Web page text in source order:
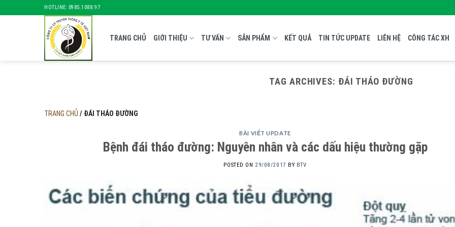
HOTLINE: 0985.1088.97
TRANG CHỦ GIỚI THIỆU TƯ VẤN SẢN PHẨM KẾT QUẢ TIN TỨC UPDATE LIÊN HỆ CÔNG TÁC XH
TAG ARCHIVES: ĐÁI THÁO ĐƯỜNG
TRANG CHỦ / ĐÁI THÁO ĐƯỜNG
BÀI VIẾT UPDATE
Bệnh đái tháo đường: Nguyên nhân và các dấu hiệu thường gặp
POSTED ON 29/08/2017 BY BTV